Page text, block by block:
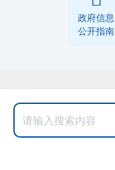
政府信息
公开指南